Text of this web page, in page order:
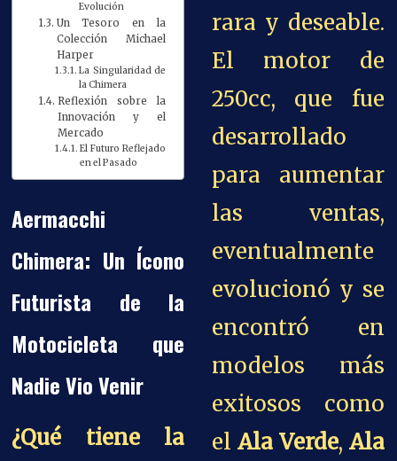
Evolución
Un Tesoro en la
Colección Michael
Harper
La Singularidad de
la Chimera
Reflexión sobre la
Innovación y el
Mercado
El Futuro Reflejado
en el Pasado
Aermacchi
Chimera: Un Ícono
Futurista de la
Motocicleta que
Nadie Vio Venir
¿Qué tiene la
rara y deseable.
El motor de
250cc, que fue
desarrollado
para aumentar
las ventas,
eventualmente
evolucionó y se
encontró en
modelos más
exitosos como
el Ala Verde, Ala